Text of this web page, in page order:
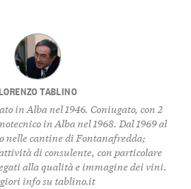
TABLINO
in Alba nel 1946. Coniugato, con 2
in Alba nel 1968. Dal 1969 al
nelle cantine di Fontanafredda;
di consulente, con particolare
alla qualità e immagine dei vini.
info su tablino.it